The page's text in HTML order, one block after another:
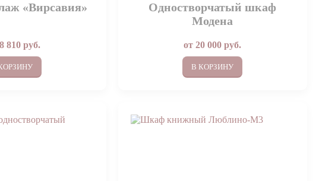
«Вирсавия»
810 руб.
Одностворчатый шкаф
Модена
от20 000 руб.
В КОРЗИНУ